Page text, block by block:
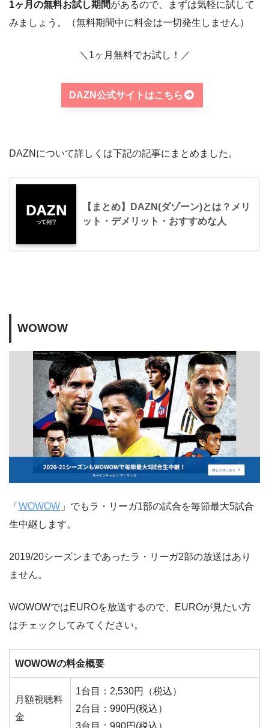
1ヶ月の無料お試し期間があるので、まずは気軽に試して
みましょう。（無料期間中に料金は一切発生しません）
＼1ヶ月無料でお試し！／
DAZN公式サイトはこちら
DAZNについて詳しくは下記の記事にまとめました。
【まとめ】DAZN(ダゾーン)とは？メリ
ット・デメリット・おすすめな人
WOWOW
「 WOWOW 」でもラ・リーガ1部の試合を毎節最大5試合
生中継します。
2019/20シーズンまであったラ・リーガ2部の放送はあり
ません。
WOWOWではEUROを放送するので、EUROが見たい方
はチェックしてみてください。
WOWOWの料金概要
月額視聴料
金
1台目：2,530円（税込）
2台目：990円(税込）
3台目：990円(税込）